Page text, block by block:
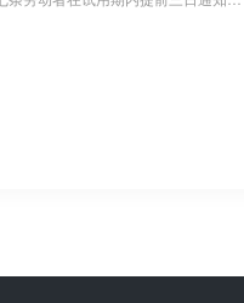
关系并不代表借款合同关系。因此借